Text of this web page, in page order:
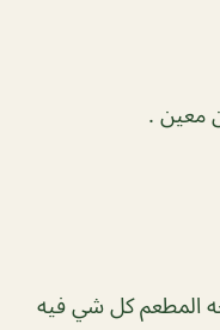
معين .
المطعم كل شي فيه